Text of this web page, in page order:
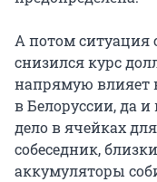
А потом ситуация
снизился курс
напрямую влияет
в Белоруссии, да и
дело в ячейках
собеседник,
аккумуляторы